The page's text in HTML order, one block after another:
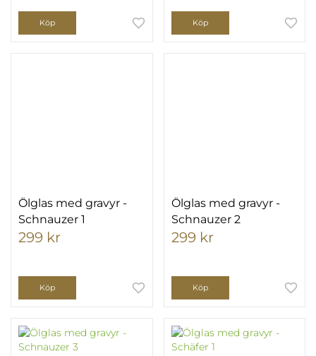
Köp Köp
Ölglas med gravyr -
Schnauzer 1
299 kr
Köp
Ölglas med gravyr -
Schnauzer 2
299 kr
Köp